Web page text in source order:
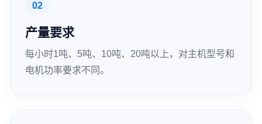
02
产量要求
每小时1吨、5吨、10吨、20吨以上，对主机型号和
电机功率要求不同。